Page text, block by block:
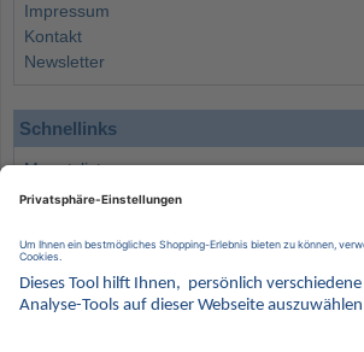
Impressum
Kontakt
Newsletter
Schnellinks
Monatsliste
Angebote
Wissenswertes
Kontakt